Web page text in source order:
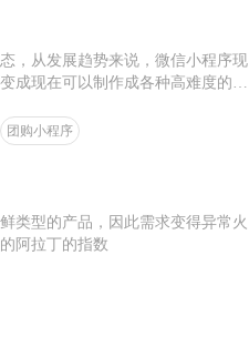
，从发展趋势来说，微信小程序现
成现在可以制作成各种高难度的游
团购小程序
类型的产品，因此需求变得异常火
阿拉丁的指数